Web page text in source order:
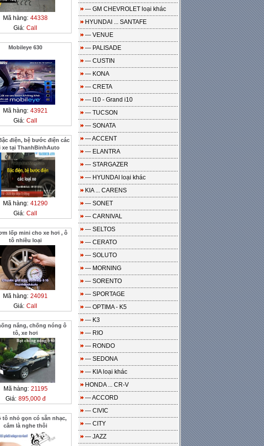
Mã hàng: 44338
Giá: Call
Mobileye 630
Mã hàng: 43921
Giá: Call
điện, bệ bước điện các
xe tại ThanhBinhAuto
Mã hàng: 41290
Giá: Call
lốp mini cho xe hơi , ô
tô nhiều loại
Mã hàng: 24091
Giá: Call
nắng, chống nóng ô
tô, xe hơi
Mã hàng: 21195
Giá: 895,000 đ
tô nhỏ gọn có sẵn nhạc,
cắm là nghe thôi
--- GM CHEVROLET loại khác
HYUNDAI ... SANTAFE
--- VENUE
--- PALISADE
--- CUSTIN
--- KONA
--- CRETA
--- I10 - Grand i10
--- TUCSON
--- SONATA
--- ACCENT
--- ELANTRA
--- STARGAZER
--- HYUNDAI loại khác
KIA ... CARENS
--- SONET
--- CARNIVAL
--- SELTOS
--- CERATO
--- SOLUTO
--- MORNING
--- SORENTO
--- SPORTAGE
--- OPTIMA - K5
--- K3
--- RIO
--- RONDO
--- SEDONA
--- KIA loại khác
HONDA ... CR-V
--- ACCORD
--- CIVIC
--- CITY
--- JAZZ